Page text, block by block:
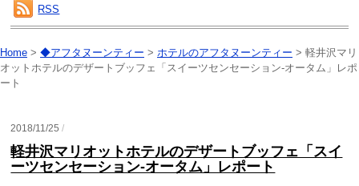
RSS
Home > ◆アフタヌーンティー > ホテルのアフタヌーンティー > 軽井沢マリ
オットホテルのデザートブッフェ「スイーツセンセーション-オータム」レポ
ート
2018/11/25/
軽井沢マリオットホテルのデザートブッフェ「スイ
ーツセンセーション-オータム」レポート